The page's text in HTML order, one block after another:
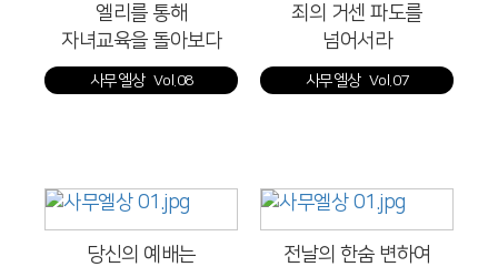
엘리를 통해
자녀교육을 돌아보다
사무엘상 Vol.08
죄의 거센 파도를
넘어서라
사무엘상 Vol.07
당신의 예배는
전날의 한숨 변하여